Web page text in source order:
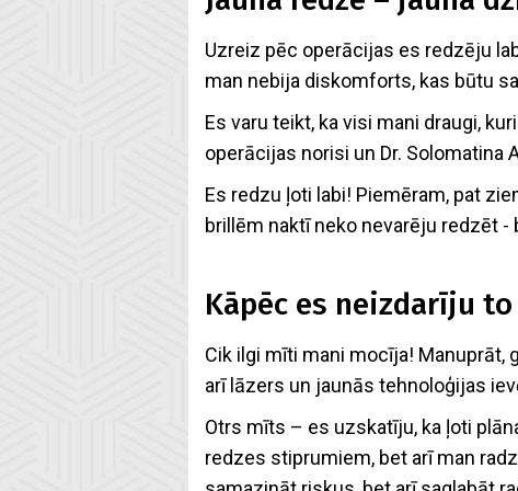
Uzreiz pēc operācijas es redzēju
man nebija diskomforts, kas būtu
Es varu teikt, ka visi mani draugi,
operācijas norisi un Dr. Solomatina
Es redzu ļoti labi! Piemēram, pat
brillēm naktī neko nevarēju redzēt -
Kāpēc es neizdarīju
Cik ilgi mīti mani mocīja! Manuprāt,
arī lāzers un jaunās tehnoloģijas
Otrs mīts – es uzskatīju, ka ļoti
redzes stiprumiem, bet arī man